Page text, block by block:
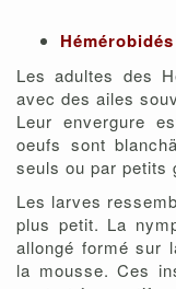
Hémérobidés
Les adultes des
avec des ailes
Leur envergure
oeufs sont
seuls ou par petits
Les larves
plus petit. La
allongé formé sur
la mousse. Ces